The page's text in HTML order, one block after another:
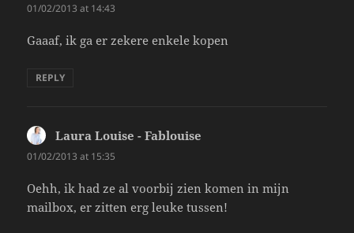
01/02/2013 at 14:43
Gaaaf, ik ga er zekere enkele kopen
REPLY
Laura Louise - Fablouise
01/02/2013 at 15:35
Oehh, ik had ze al voorbij zien komen in mijn
mailbox, er zitten erg leuke tussen!